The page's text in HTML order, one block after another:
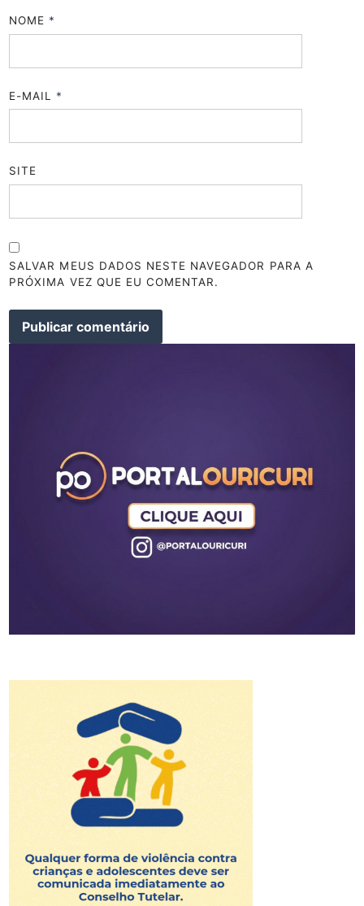
NOME *
E-MAIL *
SITE
SALVAR MEUS DADOS NESTE NAVEGADOR PARA A
PRÓXIMA VEZ QUE EU COMENTAR.